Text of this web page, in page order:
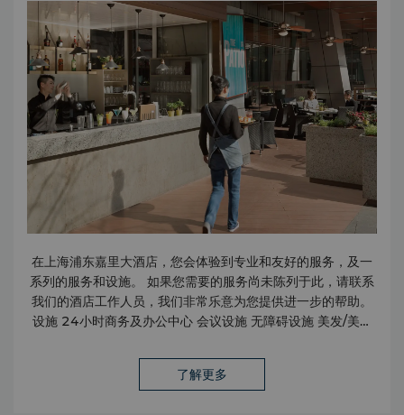
在上海浦东嘉里大酒店，您会体验到专业和友好的服务，及一
系列的服务和设施。 如果您需要的服务尚未陈列于此，请联系
我们的酒店工作人员，我们非常乐意为您提供进一步的帮助。
设施 24小时商务及办公中心 会议设施 无障碍设施 美发/美容
了解更多